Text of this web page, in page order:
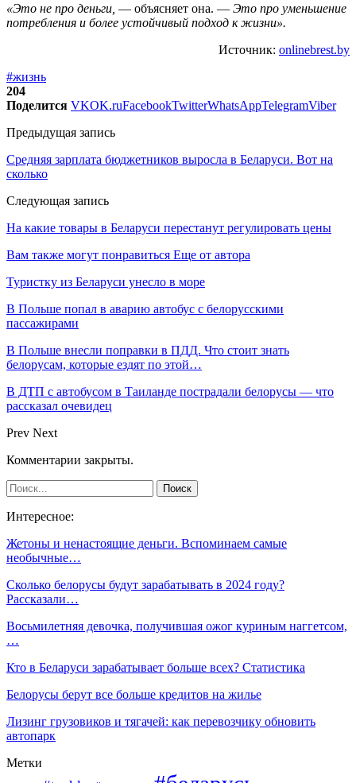
«Это не про деньги, — объясняет она. — Это про уменьшение
потребления и более устойчивый подход к жизни».
Источник: onlinebrest.by
#жизнь
204
Поделится VKOK.ruFacebookTwitterWhatsAppTelegramViber
Предыдущая запись
Средняя зарплата бюджетников выросла в Беларуси. Вот на
сколько
Следующая запись
На какие товары в Беларуси перестанут регулировать цены
Вам также могут понравиться Еще от автора
Туристку из Беларуси унесло в море
В Польше попал в аварию автобус с белорусскими
пассажирами
В Польше внесли поправки в ПДД. Что стоит знать
белорусам, которые ездят по этой…
В ДТП с автобусом в Таиланде пострадали белорусы — что
рассказал очевидец
Prev Next
Комментарии закрыты.
Интересное:
Жетоны и ненастоящие деньги. Вспоминаем самые
необычные…
Сколько белорусы будут зарабатывать в 2024 году?
Рассказали…
Восьмилетняя девочка, получившая ожог куриным наггетсом,
…
Кто в Беларуси зарабатывает больше всех? Статистика
Белорусы берут все больше кредитов на жилье
Лизинг грузовиков и тягачей: как перевозчику обновить
автопарк
Метки